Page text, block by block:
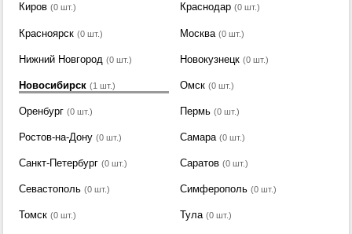
Киров (0 шт.) Краснодар (0 шт.)
Красноярск (0 шт.) Москва (0 шт.)
Нижний Новгород (0 шт.) Новокузнецк (0 шт.)
Новосибирск (1 шт.) Омск (0 шт.)
Оренбург (0 шт.) Пермь (0 шт.)
Ростов-на-Дону (0 шт.) Самара (0 шт.)
Санкт-Петербург (0 шт.) Саратов (0 шт.)
Севастополь (0 шт.) Симферополь (0 шт.)
Томск (0 шт.) Тула (0 шт.)